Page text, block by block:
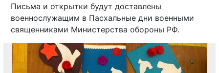
Письма и открытки будут доставлены
военнослужащим в Пасхальные дни военными
священниками Министерства обороны РФ.